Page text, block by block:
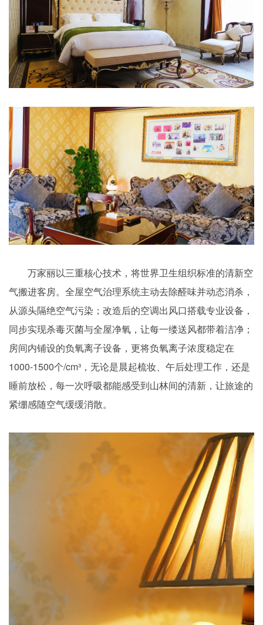
万家丽以三重核心技术，将世界卫生组织标准的清新空
气搬进客房。全屋空气治理系统主动去除醛味并动态消杀，
从源头隔绝空气污染；改造后的空调出风口搭载专业设备，
同步实现杀毒灭菌与全屋净氧，让每一缕送风都带着洁净；
房间内铺设的负氧离子设备，更将负氧离子浓度稳定在
1000-1500个/cm³，无论是晨起梳妆、午后处理工作，还是
睡前放松，每一次呼吸都能感受到山林间的清新，让旅途的
紧绷感随空气缓缓消散。